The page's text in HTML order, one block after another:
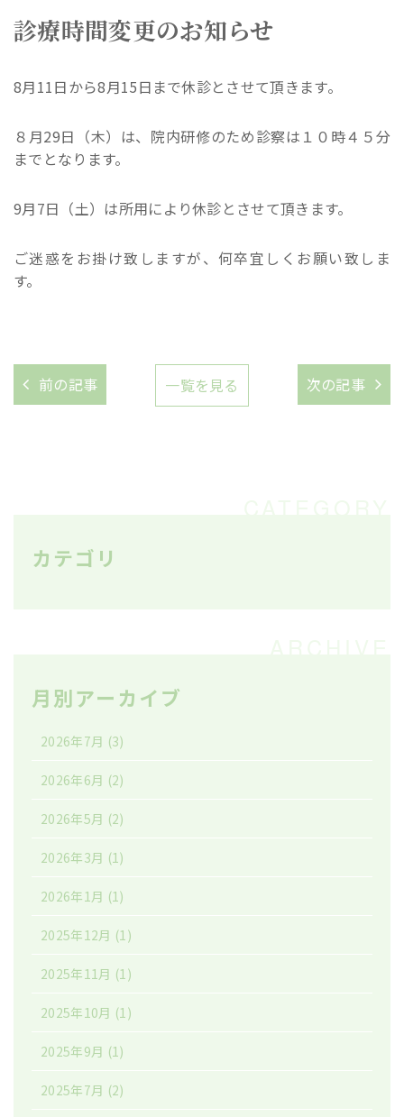
診療時間変更のお知らせ
8月11日から8月15日まで休診とさせて頂きます。
８月29日（木）は、院内研修のため診察は１０時４５分
までとなります。
9月7日（土）は所用により休診とさせて頂きます。
ご迷惑をお掛け致しますが、何卒宜しくお願い致しま
す。
前の記事 一覧を見る 次の記事
カテゴリ
月別アーカイブ
2026年7月 (3)
2026年6月 (2)
2026年5月 (2)
2026年3月 (1)
2026年1月 (1)
2025年12月 (1)
2025年11月 (1)
2025年10月 (1)
2025年9月 (1)
2025年7月 (2)